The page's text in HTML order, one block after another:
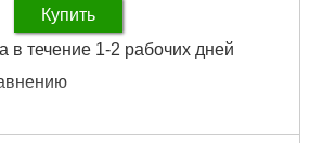
Купить
в течение 1-2 рабочих дней